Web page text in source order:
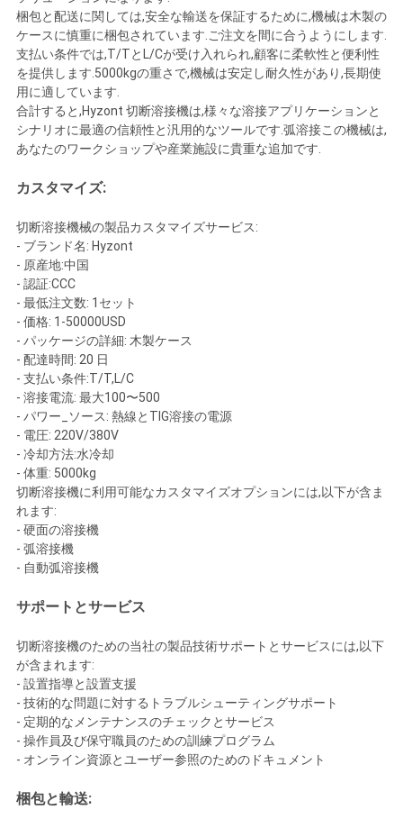
梱包と配送に関しては,安全な輸送を保証するために,機械は木製の
ケースに慎重に梱包されています.ご注文を間に合うようにします.
支払い条件では,T/TとL/Cが受け入れられ,顧客に柔軟性と便利性
を提供します.5000kgの重さで,機械は安定し耐久性があり,長期使
用に適しています.
合計すると,Hyzont 切断溶接機は,様々な溶接アプリケーションと
シナリオに最適の信頼性と汎用的なツールです.弧溶接この機械は,
あなたのワークショップや産業施設に貴重な追加です.
カスタマイズ:
切断溶接機械の製品カスタマイズサービス:
- ブランド名: Hyzont
- 原産地:中国
- 認証:CCC
- 最低注文数: 1セット
- 価格: 1-50000USD
- パッケージの詳細: 木製ケース
- 配達時間: 20 日
- 支払い条件:T/T,L/C
- 溶接電流: 最大100〜500
- パワー_ソース: 熱線とTIG溶接の電源
- 電圧: 220V/380V
- 冷却方法:水冷却
- 体重: 5000kg
切断溶接機に利用可能なカスタマイズオプションには,以下が含ま
れます:
- 硬面の溶接機
- 弧溶接機
- 自動弧溶接機
サポートとサービス
切断溶接機のための当社の製品技術サポートとサービスには,以下
が含まれます:
- 設置指導と設置支援
- 技術的な問題に対するトラブルシューティングサポート
- 定期的なメンテナンスのチェックとサービス
- 操作員及び保守職員のための訓練プログラム
- オンライン資源とユーザー参照のためのドキュメント
梱包と輸送: